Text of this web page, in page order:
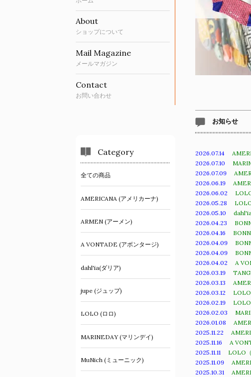
お知らせ
2026.07.14
2026.07.10
2026.07.09
2026.06.19
2026.06.02
2026.05.28
2026.05.10
2026.04.23
2026.04.16
2026.04.09
2026.04.09
2026.04.02
A
2026.03.19
2026.03.13
2026.03.12
LOLO
2026.02.19
LOLO
2026.02.03
2026.01.08
2025.11.22
2025.11.16
A
2025.11.11
LOLO（
2025.11.09
2025.10.31
About
ショップについて
Mail Magazine
メールマガジン
Contact
お問い合わせ
Category
全ての商品
AMERICANA (アメリカーナ)
ARMEN (アーメン)
A VONTADE (アボンタージ)
dahl'ia(ダリア)
jupe (ジュップ)
LOLO (ロロ)
MARINEDAY (マリンデイ)
MuNich (ミューニック)